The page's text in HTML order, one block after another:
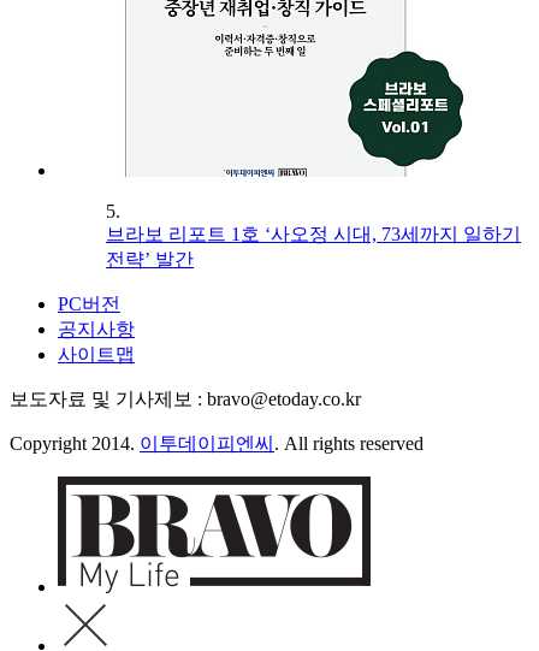
5.
브라보 리포트 1호 ‘사오정 시대, 73세까지 일하기
전략’ 발간
PC버전
공지사항
사이트맵
보도자료 및 기사제보 : bravo@etoday.co.kr
Copyright 2014. 이투데이피엔씨 . All rights reserved